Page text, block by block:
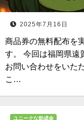
2025年7月16日
商品券の無料配布を
す。 今回は福岡県遠
お問い合わせをいた
こ…
ユニークな助成金